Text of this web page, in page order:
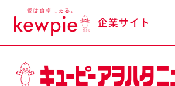
企業サイト